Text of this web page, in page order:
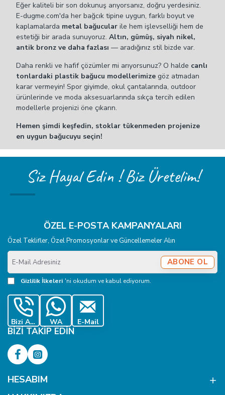
Eğer kaliteli bir son dokunuş arıyorsanız, doğru yerdesiniz.
E-dugme.com'da her bağcık tipine uygun, farklı boyut ve
kaplamalarda metal bağucularile hem işlevselliği hem de
estetiği bir arada sunuyoruz. Altın, gümüş, siyah nikel,
antik bronz ve daha fazlası — aradığınız stil bizde var.
Daha renkli ve hafif çözümler mi arıyorsunuz? O halde canlı
tonlardaki plastik bağucu modellerimizegöz atmadan
karar vermeyin! Spor giyimde, okul çantalarında, outdoor
ürünlerinde ve moda aksesuarlarında sıkça tercih edilen
modellerle projenizi öne çıkarın.
Hemen şimdi keşfedin, stoklar tükenmeden projenize
en uygun bağucuyu seçin!
Siz Hayal Edin ! Biz Üretelim!
ÖZEL E-POSTA KAMPANYALARI
Özel Teklifler, Özel Promosyonlar ve Güncellemeler Alın
E-
Mail
Adresiniz
ABONE OL
Gizlilik İlkeleri 'ni okudum ve kabul ediyorum.
Bizi Ara WA E-Mail
BIZI TAKIP EDIN
HESABIM